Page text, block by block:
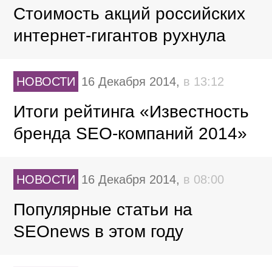
Стоимость акций российских
интернет-гигантов рухнула
НОВОСТИ 16 Декабря 2014, в 13:12
Итоги рейтинга «Известность
бренда SEO-компаний 2014»
НОВОСТИ 16 Декабря 2014, в 08:00
Популярные статьи на
SEOnews в этом году